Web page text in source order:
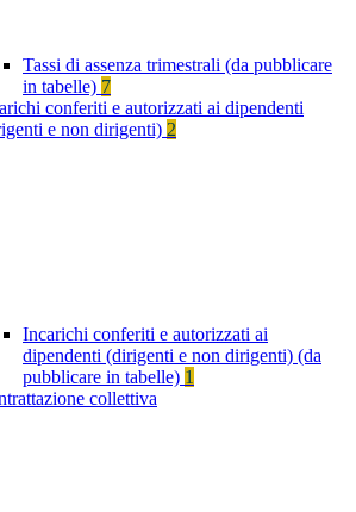
Tassi di assenza trimestrali (da pubblicare
in tabelle) 7
conferiti e autorizzati ai dipendenti
e non dirigenti) 2
Incarichi conferiti e autorizzati ai
dipendenti (dirigenti e non dirigenti) (da
pubblicare in tabelle) 1
collettiva